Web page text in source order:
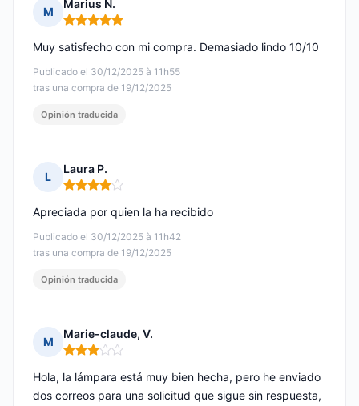
M
Marius N.
Nota: 5 de 5
Publicado el 30/12/2025 à 11h55
tras una compra de 19/12/2025
Muy satisfecho con mi compra. Demasiado lindo 10/10
Opinión traducida
L
Laura P.
Nota: 4 de 5
Publicado el 30/12/2025 à 11h42
tras una compra de 19/12/2025
Apreciada por quien la ha recibido
Opinión traducida
M
Marie-claude, V.
Nota: 3 de 5
Hola, la lámpara está muy bien hecha, pero he enviado
dos correos para una solicitud que sigue sin respuesta,